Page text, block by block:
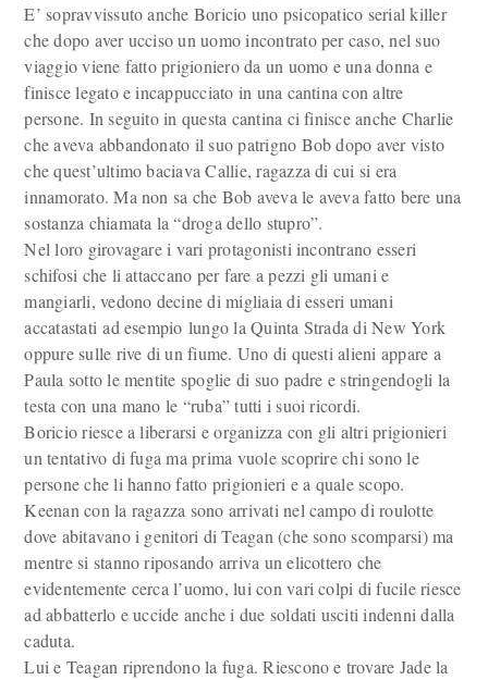
E’ sopravvissuto anche Boricio uno psicopatico serial killer
che dopo aver ucciso un uomo incontrato per caso, nel suo
viaggio viene fatto prigioniero da un uomo e una donna e
finisce legato e incappucciato in una cantina con altre
persone. In seguito in questa cantina ci finisce anche Charlie
che aveva abbandonato il suo patrigno Bob dopo aver visto
che quest’ultimo baciava Callie, ragazza di cui si era
innamorato. Ma non sa che Bob aveva le aveva fatto bere una
sostanza chiamata la “droga dello stupro”.
Nel loro girovagare i vari protagonisti incontrano esseri
schifosi che li attaccano per fare a pezzi gli umani e
mangiarli, vedono decine di migliaia di esseri umani
accatastati ad esempio lungo la Quinta Strada di New York
oppure sulle rive di un fiume. Uno di questi alieni appare a
Paula sotto le mentite spoglie di suo padre e stringendogli la
testa con una mano le “ruba” tutti i suoi ricordi.
Boricio riesce a liberarsi e organizza con gli altri prigionieri
un tentativo di fuga ma prima vuole scoprire chi sono le
persone che li hanno fatto prigionieri e a quale scopo.
Keenan con la ragazza sono arrivati nel campo di roulotte
dove abitavano i genitori di Teagan (che sono scomparsi) ma
mentre si stanno riposando arriva un elicottero che
evidentemente cerca l’uomo, lui con vari colpi di fucile riesce
ad abbatterlo e uccide anche i due soldati usciti indenni dalla
caduta.
Lui e Teagan riprendono la fuga. Riescono e trovare Jade la